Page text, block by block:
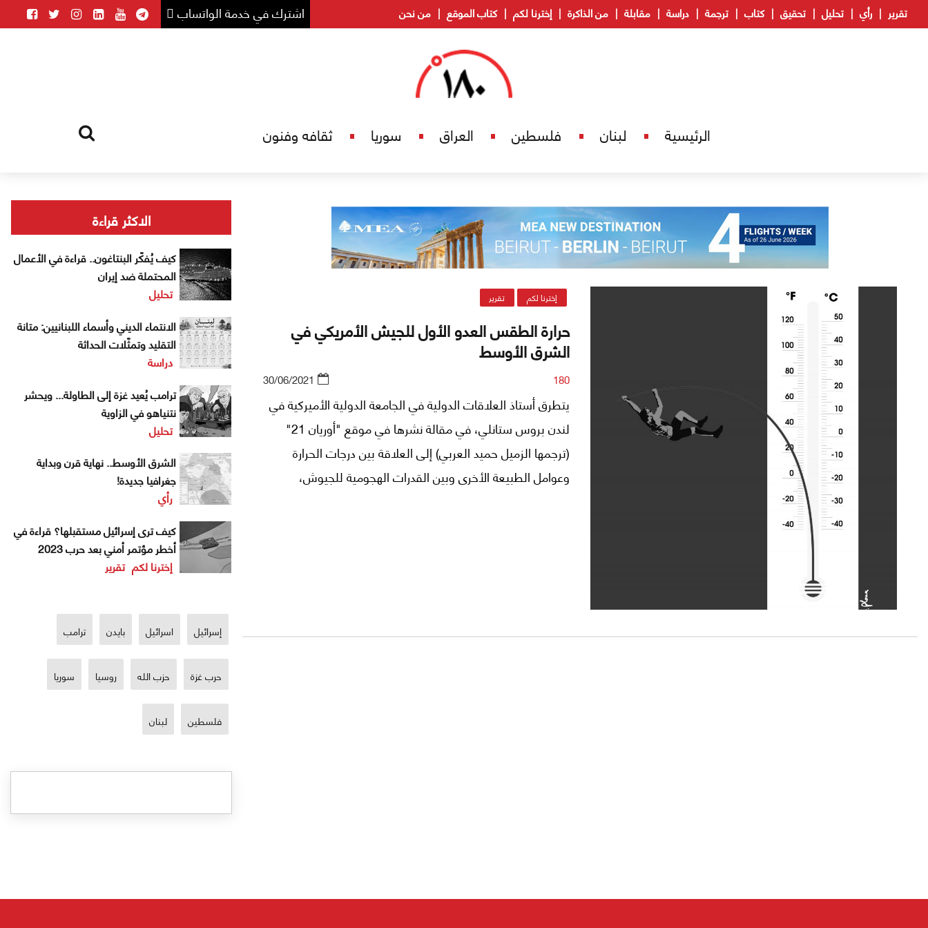
اشترك في خدمة الواتساب تقرير رأي تحليل تحقيق كتاب ترجمة دراسة مقابلة من الذاكرة إخترنا لكم كتاب الموقع من نحن
الرئيسية لبنان فلسطين العراق سوريا ثقافه وفنون
إخترنا لكم تقرير
حرارة الطقس العدو الأول للجيش الأمريكي في
الشرق الأوسط
180
30/06/2021
يتطرق أستاذ العلاقات الدولية في الجامعة الدولية الأميركية في
لندن بروس ستانلي، في مقالة نشرها في موقع "أوريان 21"
(ترجمها الزميل حميد العربي) إلى العلاقة بين درجات الحرارة
وعوامل الطبيعة الأخرى وبين القدرات الهجومية للجيوش،
الاكثر قراءة
كيف يُفكّر البنتاغون.. قراءة في الأعمال
المحتملة ضد إيران
تحليل
الانتماء الديني وأسماء اللبنانيين: متانة
التقليد وتمثّلات الحداثة
دراسة
ترامب يُعيد غزة إلى الطاولة... ويحشر
نتنياهو في الزاوية
تحليل
الشرق الأوسط.. نهاية قرن وبداية
جغرافيا جديدة!
رأي
كيف ترى إسرائيل مستقبلها؟ قراءة في
أخطر مؤتمر أمني بعد حرب 2023
إخترنا لكم تقرير
إسرائيل اسرائيل بايدن ترامب
حرب غزة حزب الله روسيا سوريا
فلسطين لبنان